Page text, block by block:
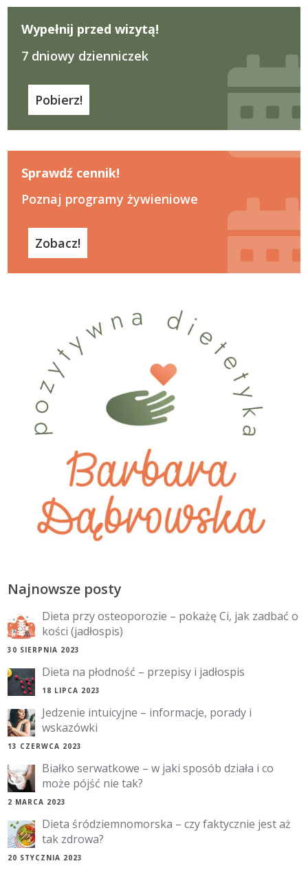
Wypełnij przed wizytą!
7 dniowy dzienniczek
Pobierz!
Sprawdź cennik!
Poznaj programy żywieniowe
Zobacz!
Najnowsze posty
Dieta przy osteoporozie – pokażę Ci, jak zadbać o
kości (jadłospis)
30 SIERPNIA 2023
Dieta na płodność – przepisy i jadłospis
18 LIPCA 2023
Jedzenie intuicyjne – informacje, porady i
wskazówki
13 CZERWCA 2023
Białko serwatkowe – w jaki sposób działa i co
może pójść nie tak?
2 MARCA 2023
Dieta śródziemnomorska – czy faktycznie jest aż
tak zdrowa?
20 STYCZNIA 2023